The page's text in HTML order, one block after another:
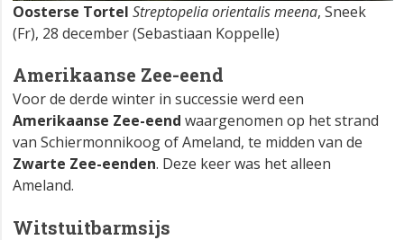
Oosterse Tortel Streptopelia orientalis meena, Sneek
(Fr), 28 december (Sebastiaan Koppelle)
Amerikaanse Zee-eend
Voor de derde winter in successie werd een
Amerikaanse Zee-eend waargenomen op het strand
van Schiermonnikoog of Ameland, te midden van de
Zwarte Zee-eenden. Deze keer was het alleen
Ameland.
Witstuitbarmsijs